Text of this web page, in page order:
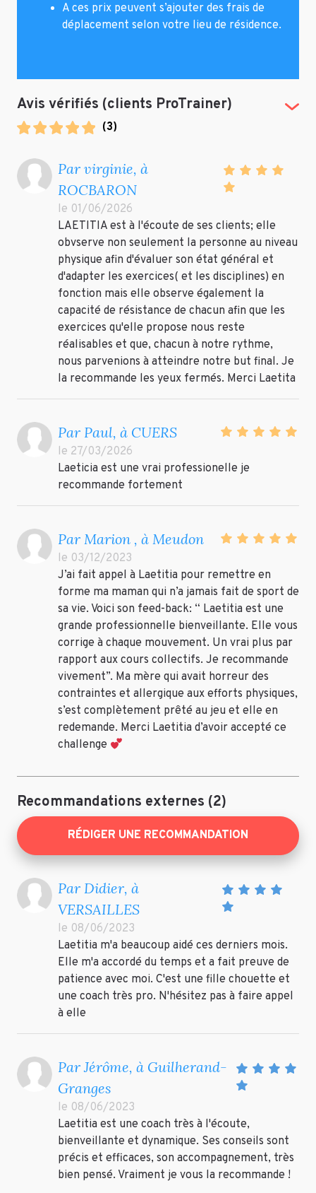
A ces prix peuvent s’ajouter des frais de
déplacement selon votre lieu de résidence.
Avis vérifiés (clients ProTrainer)
(3)
Par virginie, à
ROCBARON
le 01/06/2026
LAETITIA est à l'écoute de ses clients; elle
obvserve non seulement la personne au niveau
physique afin d'évaluer son état général et
d'adapter les exercices( et les disciplines) en
fonction mais elle observe également la
capacité de résistance de chacun afin que les
exercices qu'elle propose nous reste
réalisables et que, chacun à notre rythme,
nous parvenions à atteindre notre but final. Je
la recommande les yeux fermés. Merci Laetita
Par Paul, à CUERS
le 27/03/2026
Laeticia est une vrai professionelle je
recommande fortement
Par Marion , à Meudon
le 03/12/2023
J’ai fait appel à Laetitia pour remettre en
forme ma maman qui n’a jamais fait de sport de
sa vie. Voici son feed-back: “ Laetitia est une
grande professionnelle bienveillante. Elle vous
corrige à chaque mouvement. Un vrai plus par
rapport aux cours collectifs. Je recommande
vivement”. Ma mère qui avait horreur des
contraintes et allergique aux efforts physiques,
s’est complètement prêté au jeu et elle en
redemande. Merci Laetitia d’avoir accepté ce
challenge
Recommandations externes (2)
RÉDIGER UNE RECOMMANDATION
Par Didier, à
VERSAILLES
le 08/06/2023
Laetitia m'a beaucoup aidé ces derniers mois.
Elle m'a accordé du temps et a fait preuve de
patience avec moi. C'est une fille chouette et
une coach très pro. N'hésitez pas à faire appel
à elle
Par Jérôme, à Guilherand-
Granges
le 08/06/2023
Laetitia est une coach très à l'écoute,
bienveillante et dynamique. Ses conseils sont
précis et efficaces, son accompagnement, très
bien pensé. Vraiment je vous la recommande !